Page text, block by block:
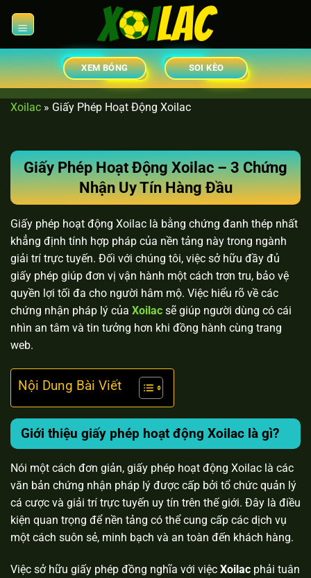
đến
dung
XEM BÓNG SOI KÈO
Xoilac » Giấy Phép Hoạt Động Xoilac
Giấy Phép Hoạt Động Xoilac – 3 Chứng
Nhận Uy Tín Hàng Đầu
Giấy phép hoạt động Xoilac là bằng chứng đanh thép nhất
khẳng định tính hợp pháp của nền tảng này trong ngành
giải trí trực tuyến. Đối với chúng tôi, việc sở hữu đầy đủ
giấy phép giúp đơn vị vận hành một cách trơn tru, bảo vệ
quyền lợi tối đa cho người hâm mộ. Việc hiểu rõ về các
chứng nhận pháp lý của Xoilac sẽ giúp người dùng có cái
nhìn an tâm và tin tưởng hơn khi đồng hành cùng trang
web.
Nội Dung Bài Viết
Giới thiệu giấy phép hoạt động Xoilac là gì?
Nói một cách đơn giản, giấy phép hoạt động Xoilac là các
văn bản chứng nhận pháp lý được cấp bởi tổ chức quản lý
cá cược và giải trí trực tuyến uy tín trên thế giới. Đây là điều
kiện quan trọng để nền tảng có thể cung cấp các dịch vụ
một cách suôn sẻ, minh bạch và an toàn đến khách hàng.
Việc sở hữu giấy phép đồng nghĩa với việc Xoilac phải tuân